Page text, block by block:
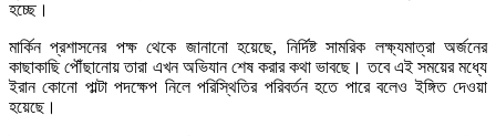
হচ্ছে।
মার্কিন প্রশাসনের পক্ষ থেকে জানানো হয়েছে, নির্দিষ্ট সামরিক লক্ষ্যমাত্রা অর্জনের
কাছাকাছি পৌঁছানোয় তারা এখন অভিযান শেষ করার কথা ভাবছে। তবে এই সময়ের মধ্যে
ইরান কোনো পাল্টা পদক্ষেপ নিলে পরিস্থিতির পরিবর্তন হতে পারে বলেও ইঙ্গিত দেওয়া
হয়েছে।